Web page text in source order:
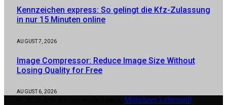
Kennzeichen express: So gelingt die Kfz-Zulassung
in nur 15 Minuten online
AUGUST 7, 2026
Image Compressor: Reduce Image Size Without
Losing Quality for Free
AUGUST 6, 2026
Münchner Lebensstil